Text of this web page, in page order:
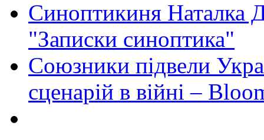
Синоптикиня Наталка
"Записки синоптика"
Союзники підвели
сценарій в війні –